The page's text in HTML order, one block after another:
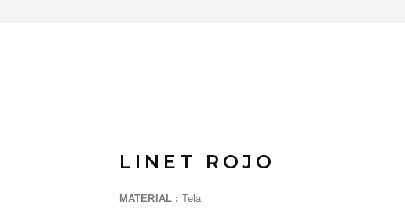
LINET ROJO
MATERIAL : Tela